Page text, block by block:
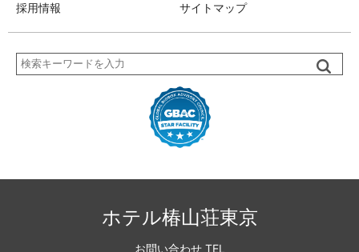
採用情報 サイトマップ
ホテル椿山荘東京
お問い合わせ TEL